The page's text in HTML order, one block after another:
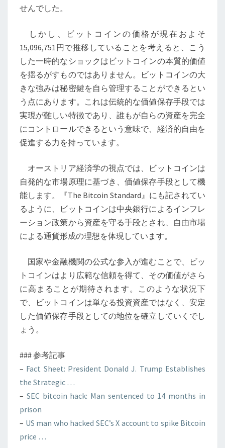
背
景
せんでした。
しかし、ビットコインの価格が現在およそ
15,096,751円で推移していることを考えると、こう
した一時的なショックはビットコインの本質的価値
を揺るがすものではありません。ビットコインの大
きな強みは秘密鍵を自ら管理することができるとい
う点にあります。これは伝統的な価値保存手段では
実現が難しい特徴であり、誰もが自らの資産を完全
にコントロールできるという意味で、経済的自由を
促進する力を持っています。
オーストリア経済学の視点では、ビットコインは
自発的な市場原理に基づき、価値保存手段として機
能します。『The Bitcoin Standard』にも記されてい
るように、ビットコインは中央銀行によるインフレ
ーション政策から資産を守る手段とされ、自由市場
による通貨形成の理想を体現しています。
国家や金融機関の公式な参入が進むことで、ビッ
トコインはより広範な信頼を得て、その価値がさら
に高まることが期待されます。このような状況下
で、ビットコインは単なる投資資産ではなく、安定
した価値保存手段としての地位を確立していくでし
ょう。
### 参考記事
– Fact Sheet: President Donald J. Trump Establishes
the Strategic …
– SEC bitcoin hack: Man sentenced to 14 months in
prison
– US man who hacked SEC’s X account to spike Bitcoin
price …